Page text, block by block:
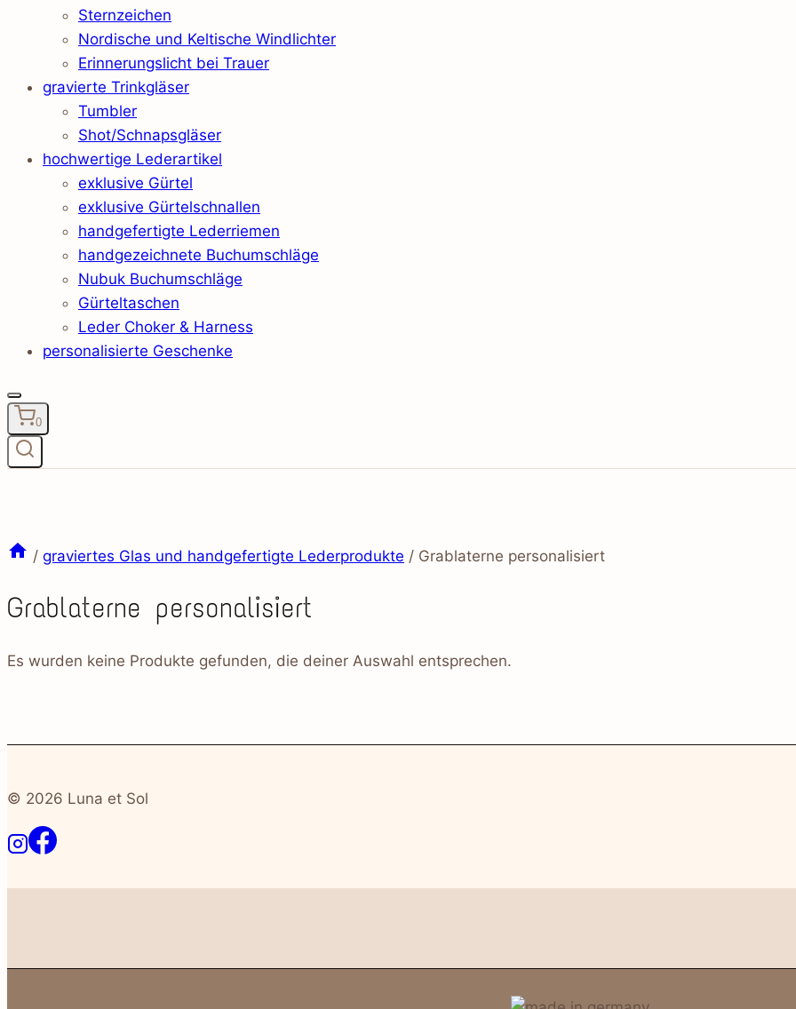
Sternzeichen
Nordische und Keltische Windlichter
Erinnerungslicht bei Trauer
gravierte Trinkgläser
Tumbler
Shot/Schnapsgläser
hochwertige Lederartikel
exklusive Gürtel
exklusive Gürtelschnallen
handgefertigte Lederriemen
handgezeichnete Buchumschläge
Nubuk Buchumschläge
Gürteltaschen
Leder Choker & Harness
personalisierte Geschenke
0
/ graviertes Glas und handgefertigte Lederprodukte / Grablaterne personalisiert
Grablaterne personalisiert
Es wurden keine Produkte gefunden, die deiner Auswahl entsprechen.
© 2026 Luna et Sol